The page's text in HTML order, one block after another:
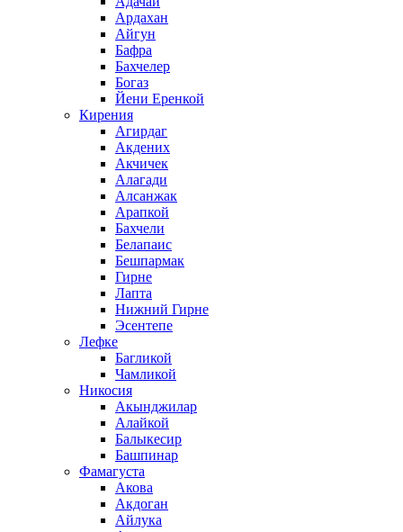
Ардахан
Айгун
Бафра
Бахчелер
Богаз
Йени Еренкой
Кирения
Агирдаг
Акдених
Акчичек
Алагади
Алсанжак
Арапкой
Бахчели
Белапаис
Бешпармак
Гирне
Лапта
Нижний Гирне
Эсентепе
Лефке
Багликой
Чамликой
Никосия
Акынджилар
Алайкой
Балыкесир
Башпинар
Фамагуста
Акова
Акдоган
Айлука